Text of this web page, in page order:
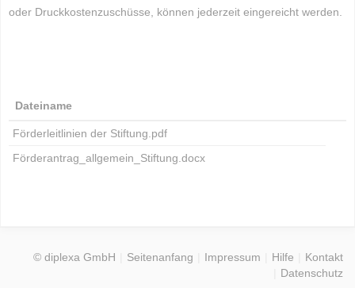
oder Druckkostenzuschüsse, können jederzeit eingereicht werden.
Dateiname
Förderleitlinien der Stiftung.pdf
Förderantrag_allgemein_Stiftung.docx
© diplexa GmbH Seitenanfang Impressum Hilfe
Kontakt
Datenschutz